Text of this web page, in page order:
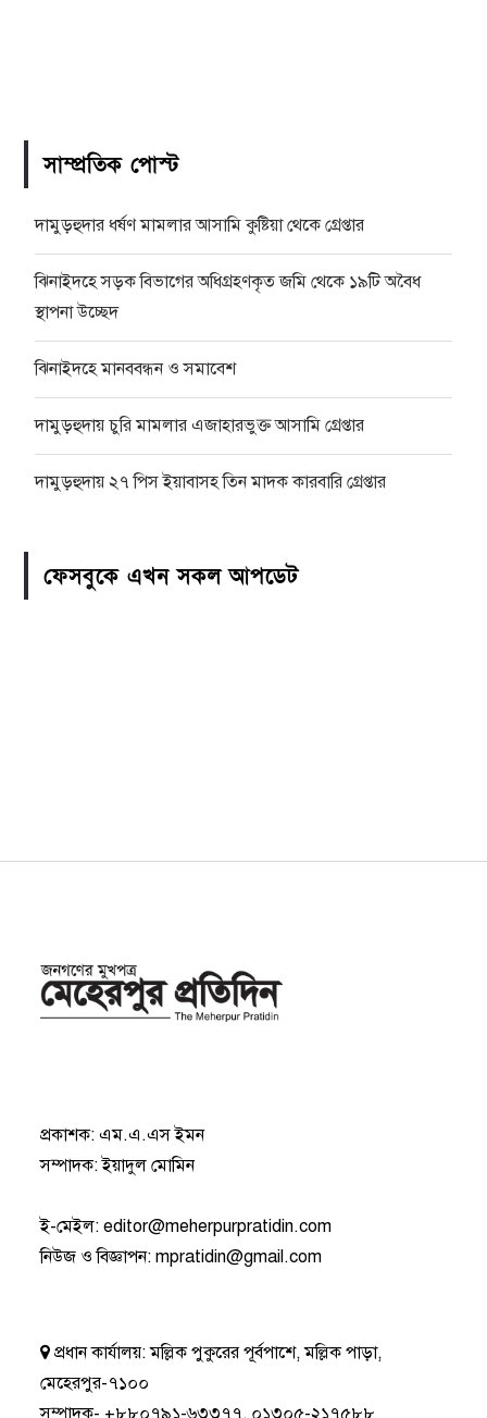
সাম্প্রতিক পোস্ট
দামুড়হুদার ধর্ষণ মামলার আসামি কুষ্টিয়া থেকে গ্রেপ্তার
ঝিনাইদহে সড়ক বিভাগের অধিগ্রহণকৃত জমি থেকে ১৯টি অবৈধ
স্থাপনা উচ্ছেদ
ঝিনাইদহে মানববন্ধন ও সমাবেশ
দামুড়হুদায় চুরি মামলার এজাহারভুক্ত আসামি গ্রেপ্তার
দামুড়হুদায় ২৭ পিস ইয়াবাসহ তিন মাদক কারবারি গ্রেপ্তার
ফেসবুকে এখন সকল আপডেট
প্রকাশক: এম.এ.এস ইমন
সম্পাদক: ইয়াদুল মোমিন
ই-মেইল:editor@meherpurpratidin.com
নিউজ ও বিজ্ঞাপন:mpratidin@gmail.com
প্রধান কার্যালয়:মল্লিক পুকুরের পূর্বপাশে, মল্লিক পাড়া,
মেহেরপুর-৭১০০
সম্পাদক- +৮৮০৭৯১-৬৩৩৭৭, ০১৩০৫-২১৭৫৮৮